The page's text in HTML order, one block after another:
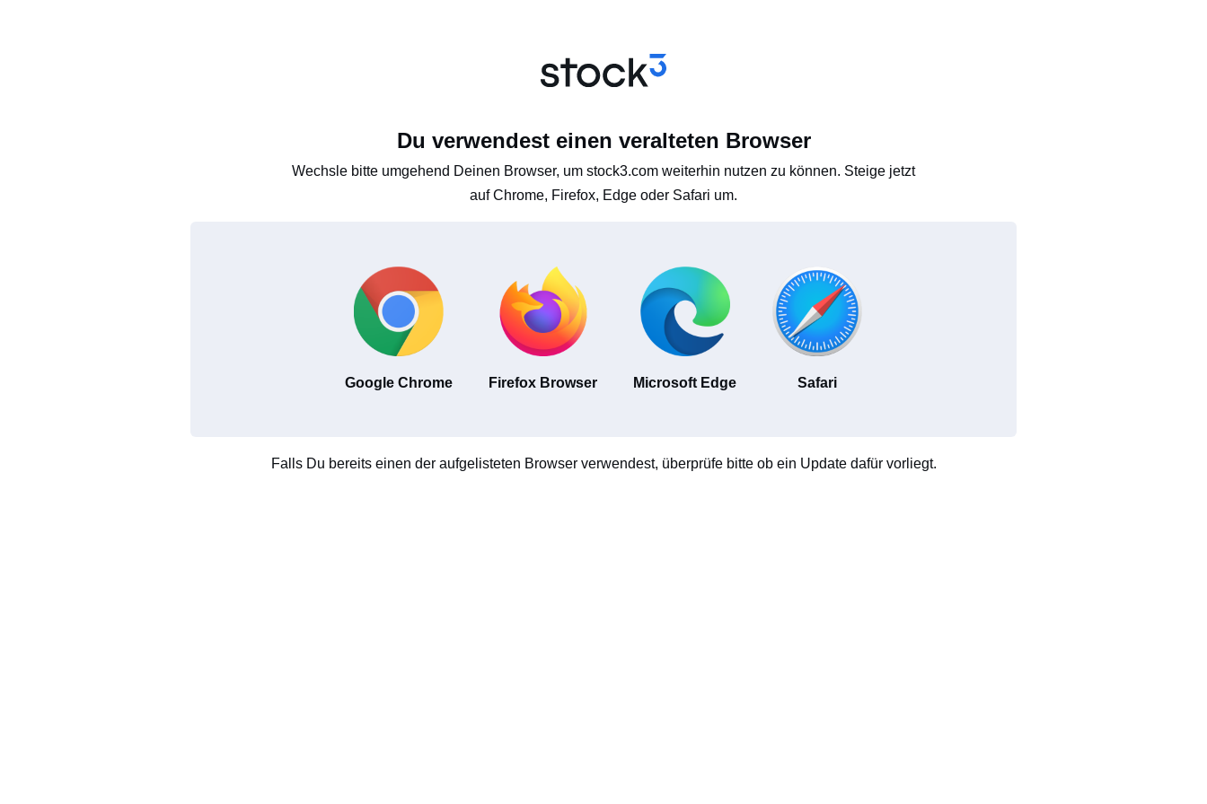
Du verwendest einen veralteten Browser
Wechsle bitte umgehend Deinen Browser, um stock3.com weiterhin nutzen zu können. Steige jetzt
auf Chrome, Firefox, Edge oder Safari um.
Google Chrome Firefox Browser Microsoft Edge Safari
Falls Du bereits einen der aufgelisteten Browser verwendest, überprüfe bitte ob ein Update dafür vorliegt.